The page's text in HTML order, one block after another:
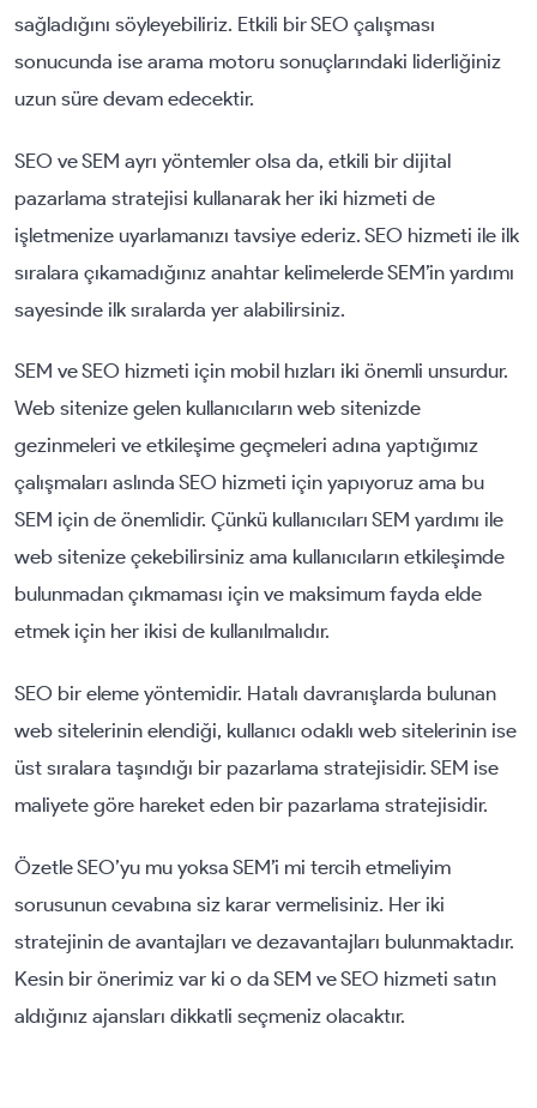
sağladığını söyleyebiliriz. Etkili bir SEO çalışması
sonucunda ise arama motoru sonuçlarındaki liderliğiniz
uzun süre devam edecektir.
SEO ve SEM ayrı yöntemler olsa da, etkili bir dijital
pazarlama stratejisi kullanarak her iki hizmeti de
işletmenize uyarlamanızı tavsiye ederiz. SEO hizmeti ile ilk
sıralara çıkamadığınız anahtar kelimelerde SEM’in yardımı
sayesinde ilk sıralarda yer alabilirsiniz.
SEM ve SEO hizmeti için mobil hızları iki önemli unsurdur.
Web sitenize gelen kullanıcıların web sitenizde
gezinmeleri ve etkileşime geçmeleri adına yaptığımız
çalışmaları aslında SEO hizmeti için yapıyoruz ama bu
SEM için de önemlidir. Çünkü kullanıcıları SEM yardımı ile
web sitenize çekebilirsiniz ama kullanıcıların etkileşimde
bulunmadan çıkmaması için ve maksimum fayda elde
etmek için her ikisi de kullanılmalıdır.
SEO bir eleme yöntemidir. Hatalı davranışlarda bulunan
web sitelerinin elendiği, kullanıcı odaklı web sitelerinin ise
üst sıralara taşındığı bir pazarlama stratejisidir. SEM ise
maliyete göre hareket eden bir pazarlama stratejisidir.
Özetle SEO’yu mu yoksa SEM’i mi tercih etmeliyim
sorusunun cevabına siz karar vermelisiniz. Her iki
stratejinin de avantajları ve dezavantajları bulunmaktadır.
Kesin bir önerimiz var ki o da SEM ve SEO hizmeti satın
aldığınız ajansları dikkatli seçmeniz olacaktır.